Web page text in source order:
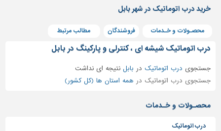
بتنی
و
پنجره
ساختمانی
نرده
و
حفاظ
خرید درب اتوماتیک در شهر بابل
محصـولات و خـدمات فروشندگان مطالب مرتبط
درب اتوماتیک شیشه ای ، کنترلی و پارکینگ در بابل
جستجوی درب اتوماتیک در بابل نتیجه ای نداشت
جستجوی درب اتوماتیک در همه استان ها (کل کشور)
محصـولات و خـدمات
درب اتوماتیک